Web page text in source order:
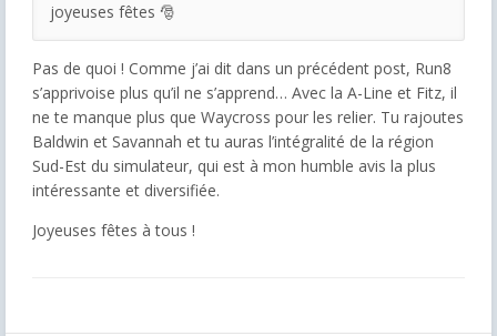
joyeuses fêtes 🎅
Pas de quoi ! Comme j’ai dit dans un précédent post, Run8
s’apprivoise plus qu’il ne s’apprend… Avec la A-Line et Fitz, il
ne te manque plus que Waycross pour les relier. Tu rajoutes
Baldwin et Savannah et tu auras l’intégralité de la région
Sud-Est du simulateur, qui est à mon humble avis la plus
intéressante et diversifiée.
Joyeuses fêtes à tous !